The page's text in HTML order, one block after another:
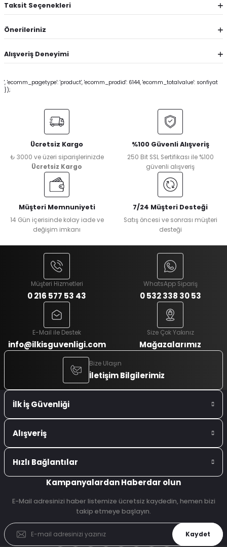
Taksit Seçenekleri
Önerileriniz
Alışveriş Deneyimi
', 'ecomm_pagetype': 'product', 'ecomm_prodid': 6144, 'ecomm_totalvalue': sonfiyat
});
Ücretsiz Kargo
₺ 3000 ve üzeri siparişlerinizde
Ücretsiz Kargo
%100 Güvenli Alışveriş
250 Bit SSL Sertifikası ile %100
güvenli alışveriş
Müşteri Memnuniyeti
14 Gün içerisinde kolay iade ve
değişim imkanı
7/24 Müşteri Desteği
Satış öncesi ve sonrası müşteri
desteği
Müşteri Hizmetleri
0 216 577 53 43
WhatsApp Sipariş
0 532 338 30 53
E-Mail ile Destek
info@ilkisguvenligi.com
Size Çok Yakınız
Mağazalarımız
Bize Ulaşın
İletişim Bilgilerimiz
İlk İş Güvenliği
Alışveriş
Hızlı Bağlantılar
Kampanyalardan Haberdar olun
E-Mail adresinizi haber listemize ücretsiz kaydedin, hemen bizi
takip etmeye başlayın.
Kaydet